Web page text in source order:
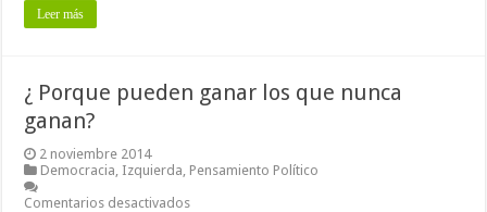
Leer más
¿ Porque pueden ganar los que nunca
ganan?
2 noviembre 2014
Democracia, Izquierda, Pensamiento Político
Comentarios desactivados